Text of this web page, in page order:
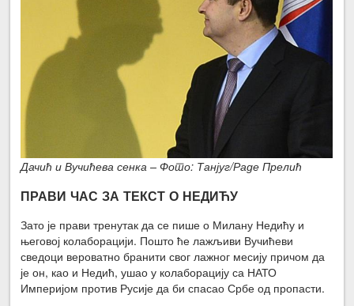
Дачић и Вучићева сенка – Фото: Танјуг/Раде Прелић
ПРАВИ ЧАС ЗА ТЕКСТ О НЕДИЋУ
Зато је прави тренутак да се пише о Милану Недићу и
његовој колаборацији. Пошто ће лажљиви Вучићеви
сведоци вероватно бранити свог лажног месију причом да
је он, као и Недић, ушао у колаборацију са НАТО
Империјом против Русије да би спасао Србе од пропасти.